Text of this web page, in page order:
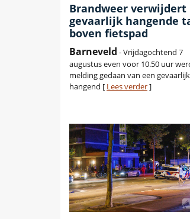
Brandweer verwijdert
gevaarlijk hangende
boven fietspad
Barneveld - Vrijdagochtend 7
augustus even voor 10.50 uur
melding gedaan van een gevaarlijk
hangend [ Lees verder]